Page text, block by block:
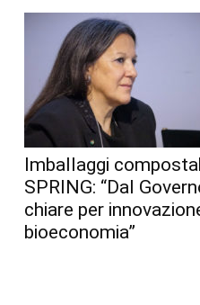
Imballaggi
SPRING: “Dal
chiare per
bioeconomia”